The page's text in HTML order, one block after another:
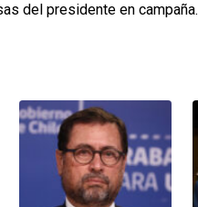
del presidente en campaña.